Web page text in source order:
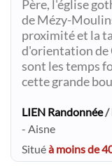
Père, l'église
de Mézy-
proximité et la
d'orientation de
sont les temps
cette grande
LIEN Randonnée/
- Aisne
Situéà moins de